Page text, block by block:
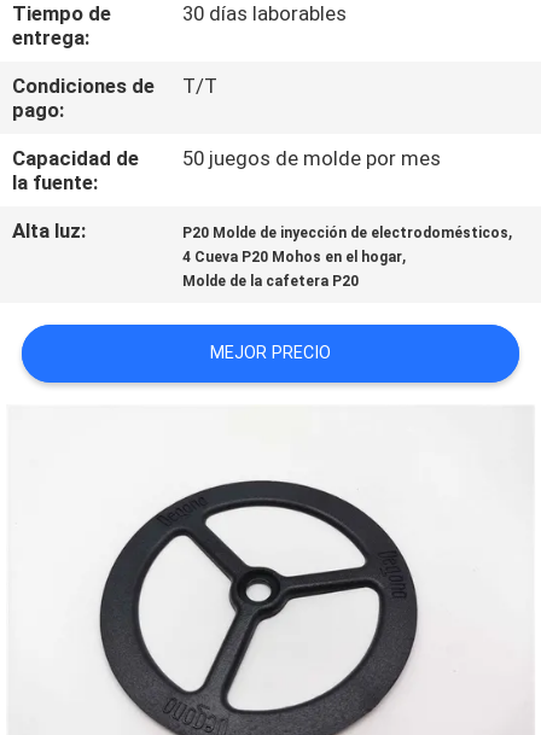
ÉNTRENOS
EN
CONTACTO
CON
PIDA
NOTICIAS
Tiempo de
entrega:
30 días laborables
Condiciones de
pago:
T/T
Capacidad de
la fuente:
50 juegos de molde por mes
Alta luz: P20 Molde de inyección de electrodomésticos,
4 Cueva P20 Mohos en el hogar,
Molde de la cafetera P20
MEJOR PRECIO